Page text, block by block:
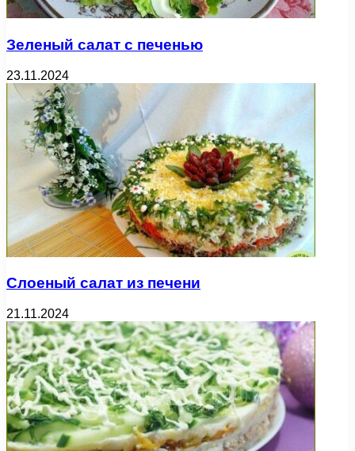
Зеленый салат с печенью
23.11.2024
Слоеный салат из печени
21.11.2024